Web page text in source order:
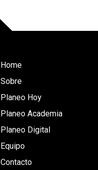
Home
Sobre
Planeo Hoy
Planeo Academia
Planeo Digital
Equipo
Contacto